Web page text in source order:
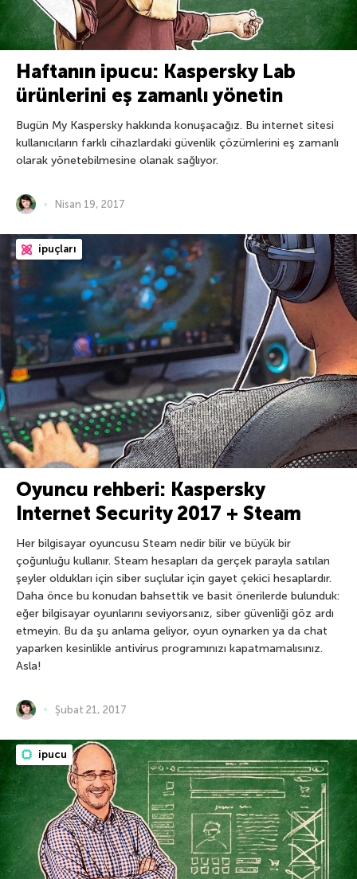
Haftanın ipucu: Kaspersky Lab
ürünlerini eş zamanlı yönetin
Bugün My Kaspersky hakkında konuşacağız. Bu internet sitesi
kullanıcıların farklı cihazlardaki güvenlik çözümlerini eş zamanlı
olarak yönetebilmesine olanak sağlıyor.
Nisan 19, 2017
ipuçları
Oyuncu rehberi: Kaspersky
Internet Security 2017 + Steam
Her bilgisayar oyuncusu Steam nedir bilir ve büyük bir
çoğunluğu kullanır. Steam hesapları da gerçek parayla satılan
şeyler oldukları için siber suçlular için gayet çekici hesaplardır.
Daha önce bu konudan bahsettik ve basit önerilerde bulunduk:
eğer bilgisayar oyunlarını seviyorsanız, siber güvenliği göz ardı
etmeyin. Bu da şu anlama geliyor, oyun oynarken ya da chat
yaparken kesinlikle antivirus programınızı kapatmamalısınız.
Asla!
Şubat 21, 2017
ipucu